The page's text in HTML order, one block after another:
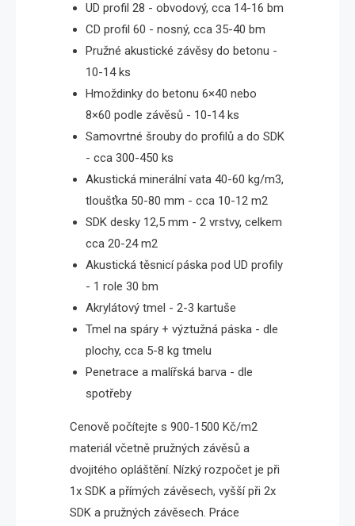
UD profil 28 - obvodový, cca 14-16 bm
CD profil 60 - nosný, cca 35-40 bm
Pružné akustické závěsy do betonu -
10-14 ks
Hmoždinky do betonu 6×40 nebo
8×60 podle závěsů - 10-14 ks
Samovrtné šrouby do profilů a do SDK
- cca 300-450 ks
Akustická minerální vata 40-60 kg/m3,
tloušťka 50-80 mm - cca 10-12 m2
SDK desky 12,5 mm - 2 vrstvy, celkem
cca 20-24 m2
Akustická těsnicí páska pod UD profily
- 1 role 30 bm
Akrylátový tmel - 2-3 kartuše
Tmel na spáry + výztužná páska - dle
plochy, cca 5-8 kg tmelu
Penetrace a malířská barva - dle
spotřeby
Cenově počítejte s 900-1500 Kč/m2
materiál včetně pružných závěsů a
dvojitého opláštění. Nízký rozpočet je při
1x SDK a přímých závěsech, vyšší při 2x
SDK a pružných závěsech. Práce